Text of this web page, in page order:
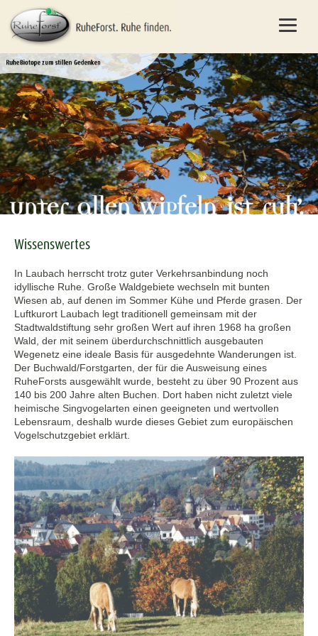
Wissenswertes
In Laubach herrscht trotz guter Verkehrsanbindung noch
idyllische Ruhe. Große Waldgebiete wechseln mit bunten
Wiesen ab, auf denen im Sommer Kühe und Pferde grasen. Der
Luftkurort Laubach legt traditionell gemeinsam mit der
Stadtwaldstiftung sehr großen Wert auf ihren 1968 ha großen
Wald, der mit seinem überdurchschnittlich ausgebauten
Wegenetz eine ideale Basis für ausgedehnte Wanderungen ist.
Der Buchwald/Forstgarten, der für die Ausweisung eines
RuheForsts ausgewählt wurde, besteht zu über 90 Prozent aus
140 bis 200 Jahre alten Buchen. Dort haben nicht zuletzt viele
heimische Singvogelarten einen geeigneten und wertvollen
Lebensraum, deshalb wurde dieses Gebiet zum europäischen
Vogelschutzgebiet erklärt.